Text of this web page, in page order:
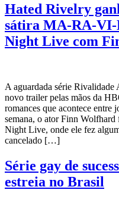
Hated Rivelry
sátira MA-RA-VI-
Night Live com
A aguardada série
novo trailer pelas mãos da
romances que acontece entre
semana, o ator Finn
Night Live, onde ele fez
cancelado […]
Série gay de
estreia no Brasil